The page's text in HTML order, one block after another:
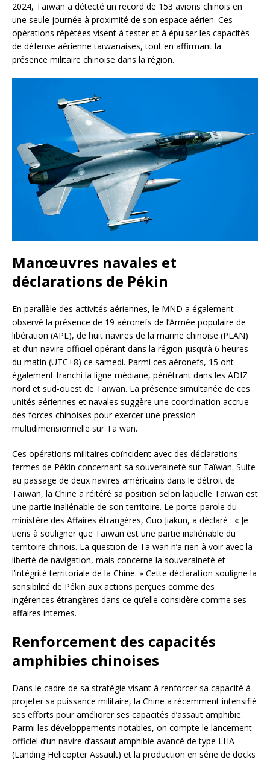
2024, Taïwan a détecté un record de 153 avions chinois en
une seule journée à proximité de son espace aérien. Ces
opérations répétées visent à tester et à épuiser les capacités
de défense aérienne taïwanaises, tout en affirmant la
présence militaire chinoise dans la région.
Manœuvres navales et
déclarations de Pékin
En parallèle des activités aériennes, le MND a également
observé la présence de 19 aéronefs de l’Armée populaire de
libération (APL), de huit navires de la marine chinoise (PLAN)
et d’un navire officiel opérant dans la région jusqu’à 6 heures
du matin (UTC+8) ce samedi. Parmi ces aéronefs, 15 ont
également franchi la ligne médiane, pénétrant dans les ADIZ
nord et sud-ouest de Taïwan. La présence simultanée de ces
unités aériennes et navales suggère une coordination accrue
des forces chinoises pour exercer une pression
multidimensionnelle sur Taïwan.
Ces opérations militaires coïncident avec des déclarations
fermes de Pékin concernant sa souveraineté sur Taïwan. Suite
au passage de deux navires américains dans le détroit de
Taïwan, la Chine a réitéré sa position selon laquelle Taïwan est
une partie inaliénable de son territoire. Le porte-parole du
ministère des Affaires étrangères, Guo Jiakun, a déclaré : « Je
tiens à souligner que Taïwan est une partie inaliénable du
territoire chinois. La question de Taïwan n’a rien à voir avec la
liberté de navigation, mais concerne la souveraineté et
l’intégrité territoriale de la Chine. » Cette déclaration souligne la
sensibilité de Pékin aux actions perçues comme des
ingérences étrangères dans ce qu’elle considère comme ses
affaires internes.
Renforcement des capacités
amphibies chinoises
Dans le cadre de sa stratégie visant à renforcer sa capacité à
projeter sa puissance militaire, la Chine a récemment intensifié
ses efforts pour améliorer ses capacités d’assaut amphibie.
Parmi les développements notables, on compte le lancement
officiel d’un navire d’assaut amphibie avancé de type LHA
(Landing Helicopter Assault) et la production en série de docks